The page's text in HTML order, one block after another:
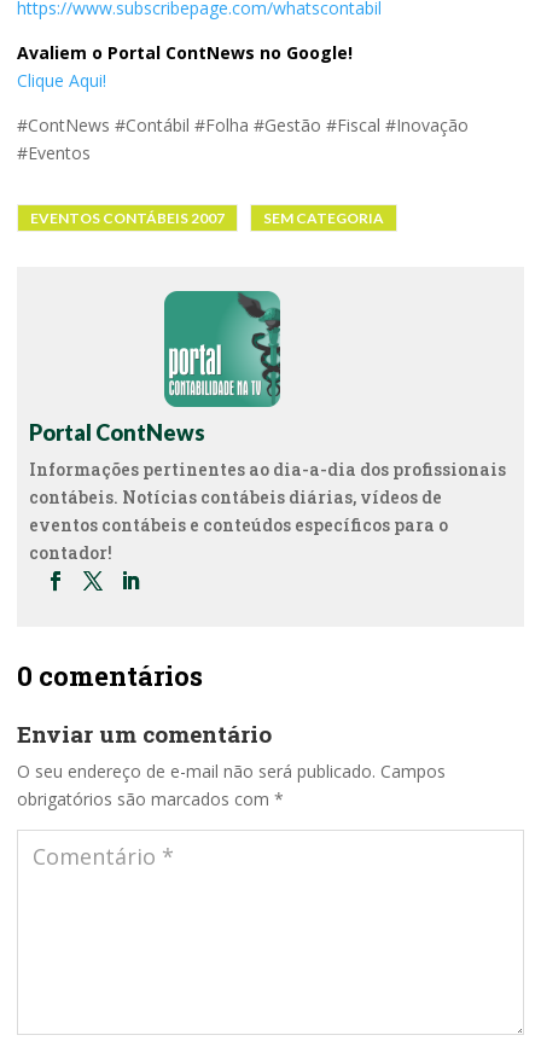
https://www.subscribepage.com/whatscontabil
Avaliem o Portal ContNews no Google!
Clique Aqui!
#ContNews #Contábil #Folha #Gestão #Fiscal #Inovação
#Eventos
EVENTOS CONTÁBEIS 2007 SEM CATEGORIA
Portal ContNews
Informações pertinentes ao dia-a-dia dos profissionais
contábeis. Notícias contábeis diárias, vídeos de
eventos contábeis e conteúdos específicos para o
contador!
0 comentários
Enviar um comentário
O seu endereço de e-mail não será publicado. Campos
obrigatórios são marcados com *